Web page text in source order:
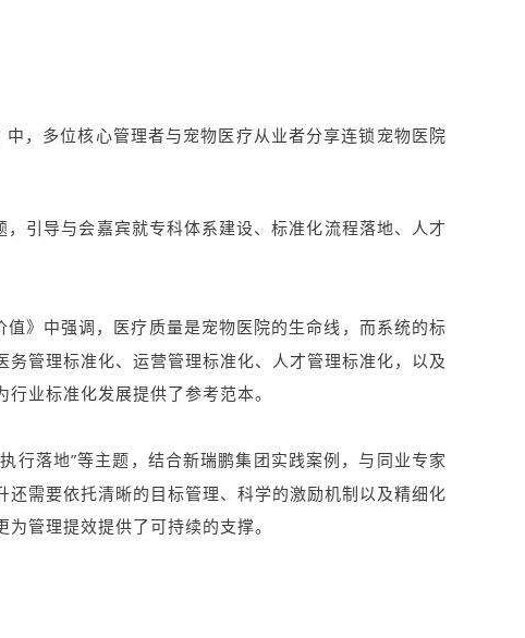
，多位核心管理者与宠物医疗从业者分享连锁宠物医院
引导与会嘉宾就专科体系建设、标准化流程落地、人才
》中强调，医疗质量是宠物医院的生命线，而系统的标
管理标准化、运营管理标准化、人才管理标准化，以及
业标准化发展提供了参考范本。
落地”等主题，结合新瑞鹏集团实践案例，与同业专家
需要依托清晰的目标管理、科学的激励机制以及精细化
管理提效提供了可持续的支撑。